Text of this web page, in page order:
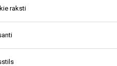
raksti